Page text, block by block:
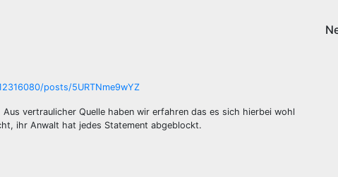
vertraulicher Quelle haben wir erfahren das es sich hierbei wohl
ihr Anwalt hat jedes Statement abgeblockt.